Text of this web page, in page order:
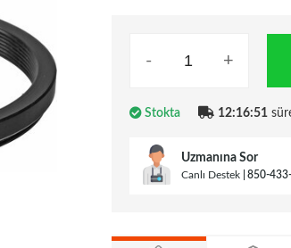
- +
Stokta 12:16:50
Uzmanına Sor
Canlı Destek 850-